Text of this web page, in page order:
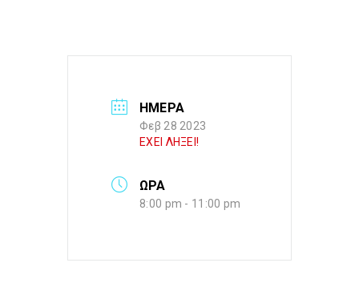
ΗΜΕΡΑ
Φεβ 28 2023
ΕΧΕΙ ΛΗΞΕΙ!
ΩΡΑ
8:00 pm - 11:00 pm